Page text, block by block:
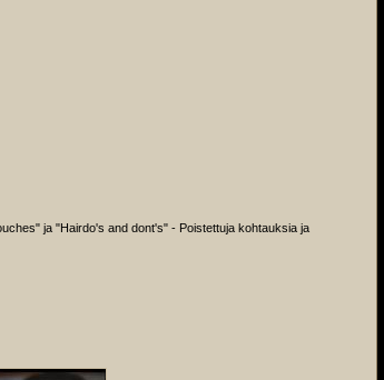
ja "Hairdo's and dont's" - Poistettuja kohtauksia ja